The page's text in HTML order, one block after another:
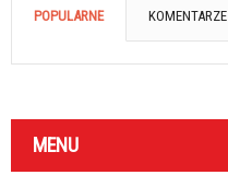
POPULARNE KOMENTARZE
MENU